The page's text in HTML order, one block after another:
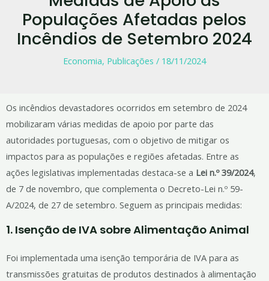
Populações Afetadas pelos
Incêndios de Setembro 2024
Economia, Publicações / 18/11/2024
Os incêndios devastadores ocorridos em setembro de 2024
mobilizaram várias medidas de apoio por parte das
autoridades portuguesas, com o objetivo de mitigar os
impactos para as populações e regiões afetadas. Entre as
ações legislativas implementadas destaca-se a Lei n.º 39/2024,
de 7 de novembro, que complementa o Decreto-Lei n.º 59-
A/2024, de 27 de setembro. Seguem as principais medidas:
1. Isenção de IVA sobre Alimentação Animal
Foi implementada uma isenção temporária de IVA para as
transmissões gratuitas de produtos destinados à alimentação